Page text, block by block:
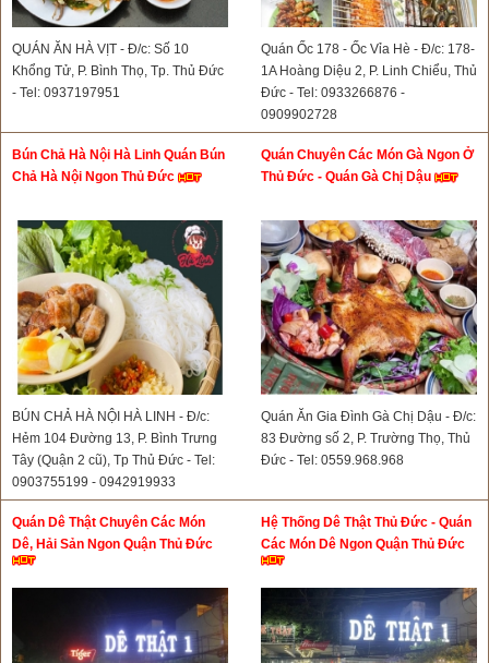
QUÁN ĂN HÀ VỊT - Đ/c: Số 10
Khổng Tử, P. Bình Thọ, Tp. Thủ Đức
- Tel: 0937197951
Quán Ốc 178 - Ốc Vỉa Hè - Đ/c: 178-
1A Hoàng Diệu 2, P. Linh Chiểu, Thủ
Đức - Tel: 0933266876 -
0909902728
Bún Chả Hà Nội Hà Linh Quán Bún
Chả Hà Nội Ngon Thủ Đức
BÚN CHẢ HÀ NỘI HÀ LINH - Đ/c:
Hẻm 104 Đường 13, P. Bình Trưng
Tây (Quận 2 cũ), Tp Thủ Đức - Tel:
0903755199 - 0942919933
Quán Chuyên Các Món Gà Ngon Ở
Thủ Đức - Quán Gà Chị Dậu
Quán Ăn Gia Đình Gà Chị Dậu - Đ/c:
83 Đường số 2, P. Trường Thọ, Thủ
Đức - Tel: 0559.968.968
Quán Dê Thật Chuyên Các Món
Dê, Hải Sản Ngon Quận Thủ Đức
Hệ Thống Dê Thật Thủ Đức - Quán
Các Món Dê Ngon Quận Thủ Đức